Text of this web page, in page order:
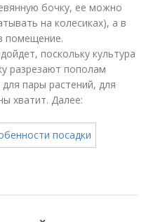
бочку, ее можно
на колесиках), а в
помещение.
поскольку культура
разрезают пополам
пары растений, для
хватит. Далее: